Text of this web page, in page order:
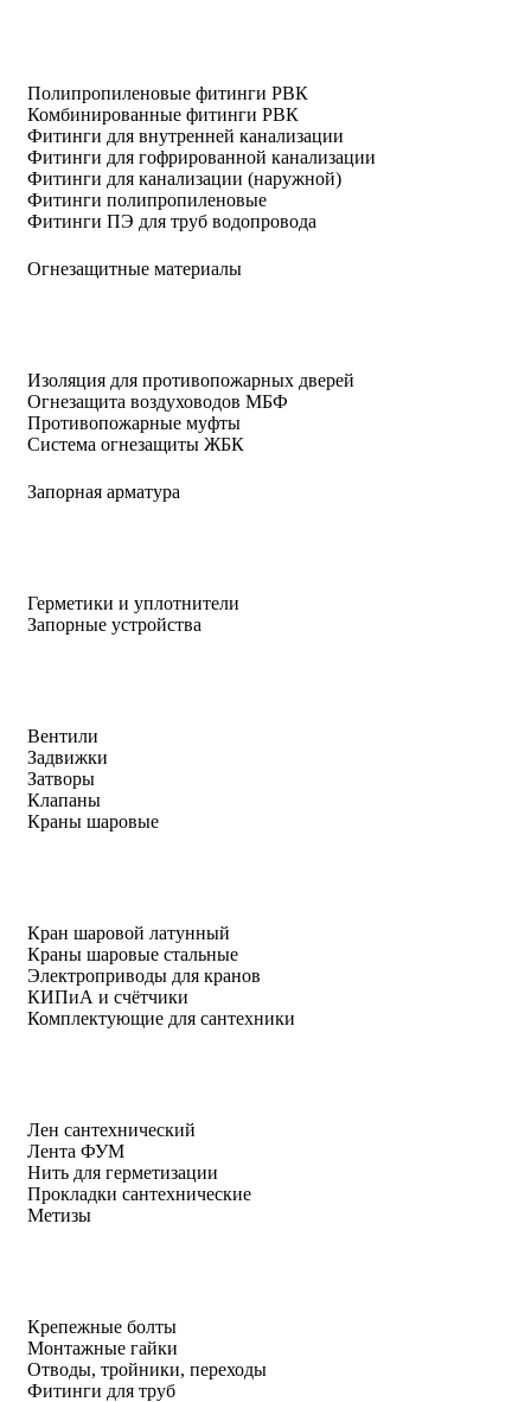
Полипропиленовые фитинги РВК
Комбинированные фитинги РВК
Фитинги для внутренней канализации
Фитинги для гофрированной канализации
Фитинги для канализации (наружной)
Фитинги полипропиленовые
Фитинги ПЭ для труб водопровода
Огнезащитные материалы
Изоляция для противопожарных дверей
Огнезащита воздуховодов МБФ
Противопожарные муфты
Система огнезащиты ЖБК
Запорная арматура
Герметики и уплотнители
Запорные устройства
Вентили
Задвижки
Затворы
Клапаны
Краны шаровые
Кран шаровой латунный
Краны шаровые стальные
Электроприводы для кранов
КИПиА и счётчики
Комплектующие для сантехники
Лен сантехнический
Лента ФУМ
Нить для герметизации
Прокладки сантехнические
Метизы
Крепежные болты
Монтажные гайки
Отводы, тройники, переходы
Фитинги для труб